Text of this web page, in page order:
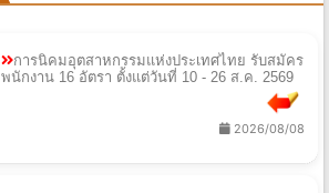
การนิคมอุตสาหกรรมแห่งประเทศไทย รับสมัคร
พนักงาน 16 อัตรา ตั้งแต่วันที่ 10 - 26 ส.ค. 2569
2026/08/08